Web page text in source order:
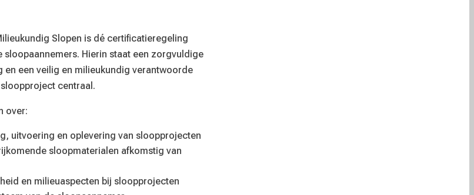
Slopen is dé certificatieregeling
sloopaannemers. Hierin staat een zorgvuldige
en een veilig en milieukundig verantwoorde
centraal.
over:
uitvoering en oplevering van sloopprojecten
sloopmaterialen afkomstig van
en milieuaspecten bij sloopprojecten